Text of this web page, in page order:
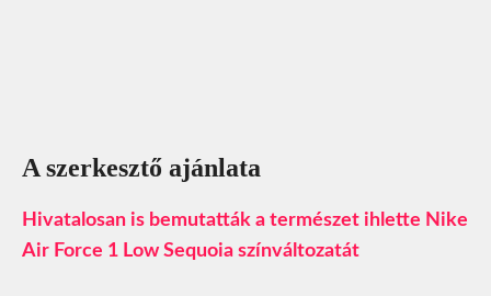
A szerkesztő ajánlata
Hivatalosan is bemutatták a természet ihlette Nike
Air Force 1 Low Sequoia színváltozatát